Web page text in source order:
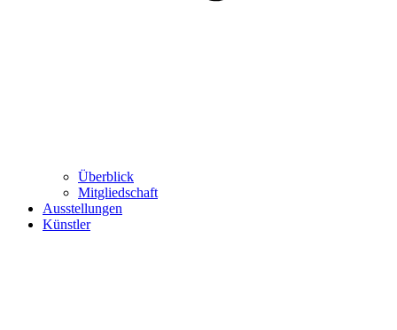
Überblick
Mitgliedschaft
Ausstellungen
Künstler